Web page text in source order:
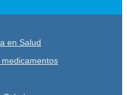
en Salud